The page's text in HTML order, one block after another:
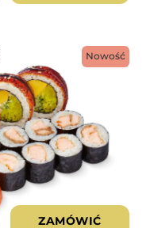
Nowość
ZAMÓWIĆ